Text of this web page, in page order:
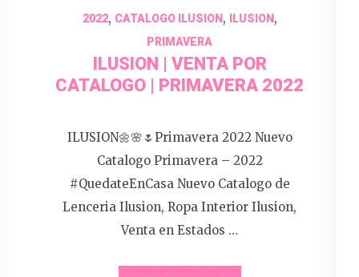
2022, CATALOGO ILUSION, ILUSION,
PRIMAVERA
ILUSION | VENTA POR
CATALOGO | PRIMAVERA 2022
ILUSION🌼🌸🌷Primavera 2022 Nuevo
Catalogo Primavera – 2022
#QuedateEnCasa Nuevo Catalogo de
Lenceria Ilusion, Ropa Interior Ilusion,
Venta en Estados …